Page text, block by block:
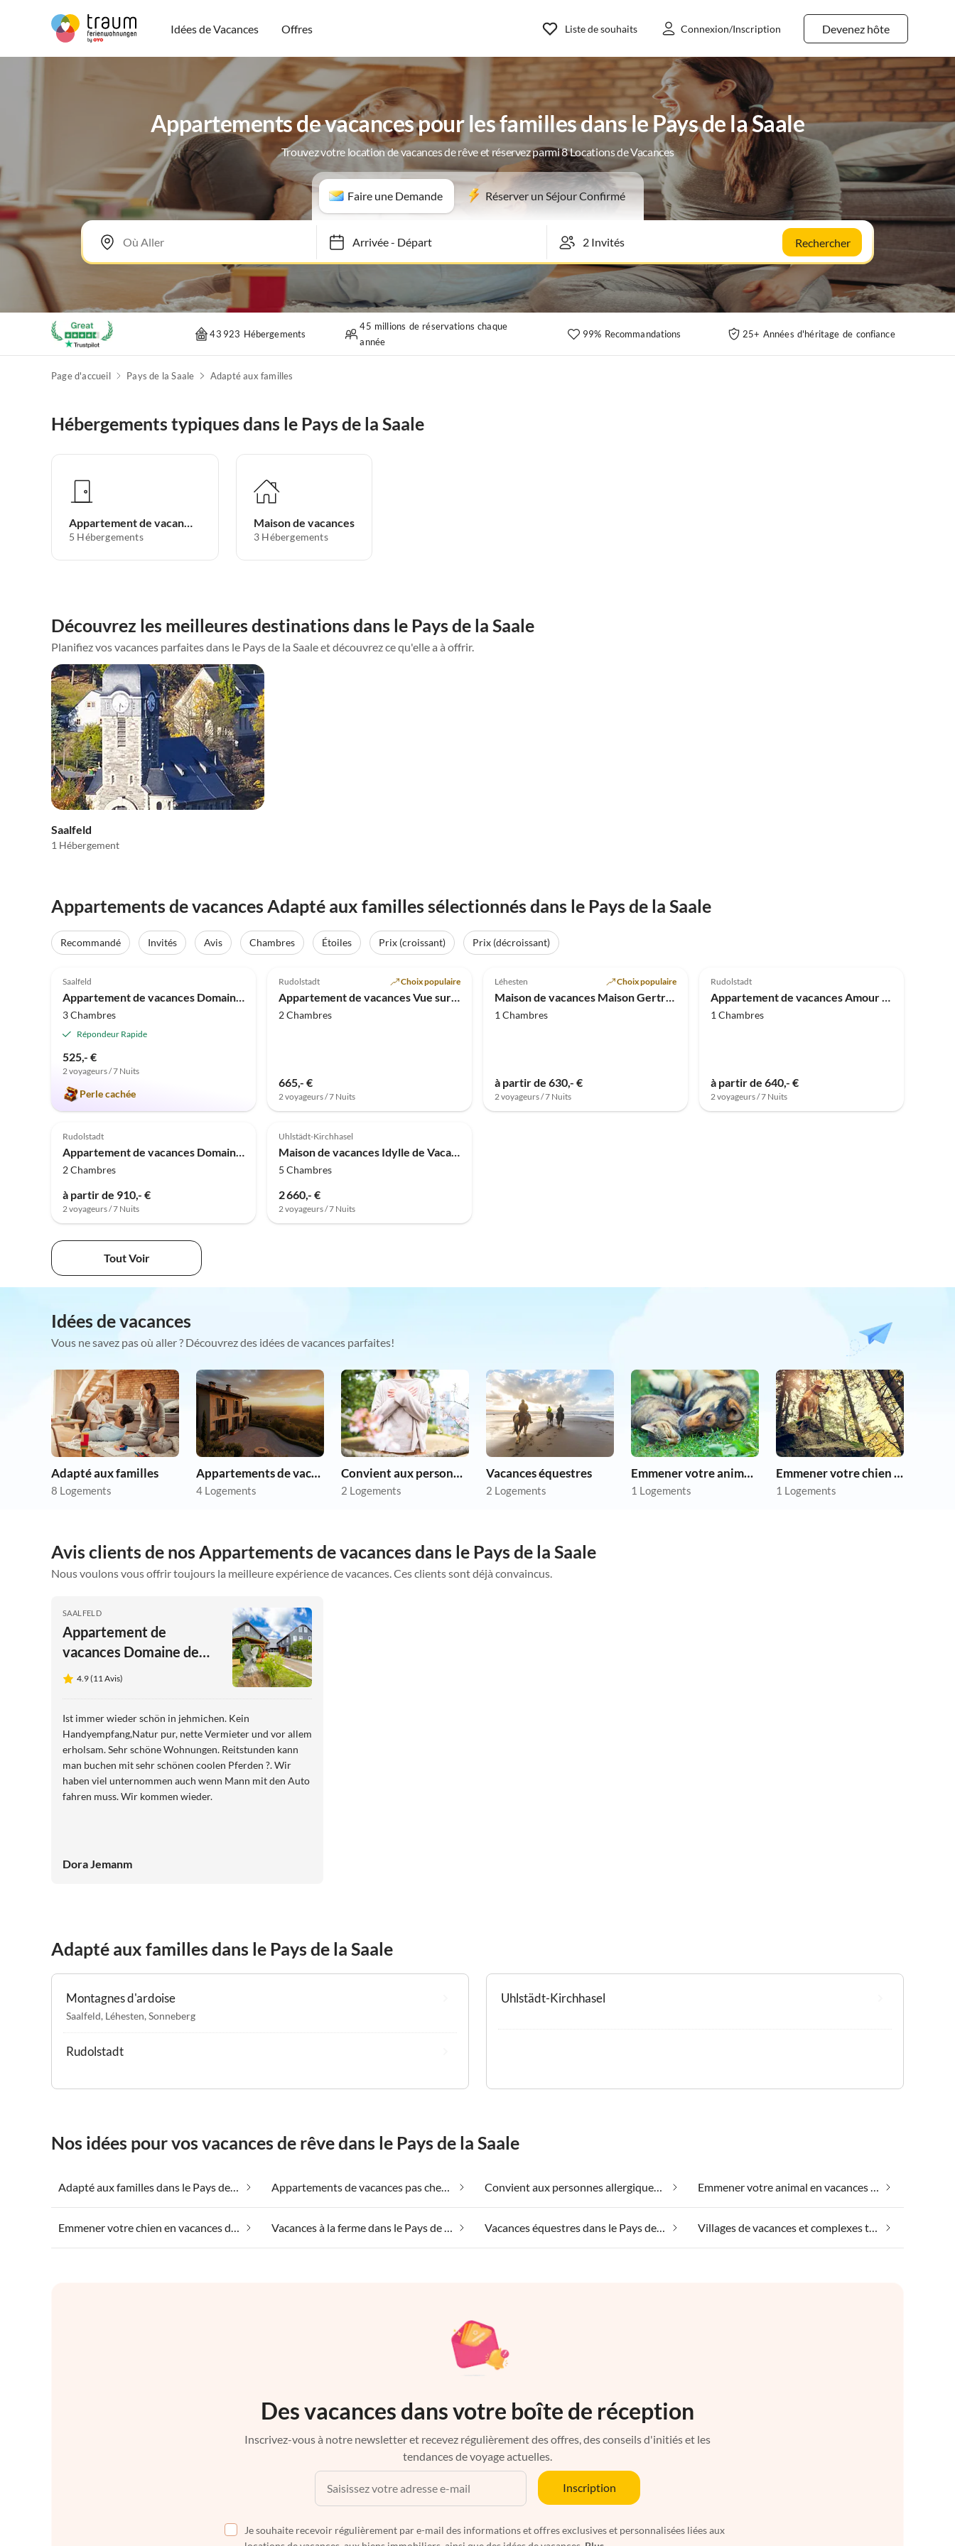
Idées de Vacances Offres Devenez hôte
Liste de souhaits Connexion/Inscription
Appartements de vacances pour les familles dans le Pays de la Saale
Trouvez votre location de vacances de rêve et réservez parmi 8 Locations de Vacances
Faire une Demande Réserver un Séjour Confirmé
Arrivée-Départ Rechercher
43 923 Hébergements
45 millions de réservations chaque
année
99% Recommandations 25+ Années d'héritage de confiance
Page d'accueil Pays de la Saale Adapté aux familles
Hébergements typiques dans le Pays de la Saale
Appartement de vacances
5 Hébergements
Maison de vacances
3 Hébergements
Découvrez les meilleures destinations dans le Pays de la Saale
Planifiez vos vacances parfaites dans le Pays de la Saale et découvrez ce qu'elle a à offrir.
Saalfeld
1 Hébergement
Appartements de vacances Adapté aux familles sélectionnés dans le Pays de la Saale
Recommandé Invités Avis Chambres Étoiles Prix (croissant)
Prix (décroissant)
Saalfeld
Appartement de vacances Domaine de vacances Jehmichen
3 Chambres
Répondeur Rapide
525,- €
2 voyageurs / 7 Nuits
Perle cachée
Rudolstadt Choix populaire
Appartement de vacances Vue sur la Saale
2 Chambres
665,- €
2 voyageurs / 7 Nuits
Léhesten Choix populaire
Maison de vacances Maison Gertrud
1 Chambres
à partir de 630,- €
2 voyageurs / 7 Nuits
Rudolstadt
Appartement de vacances Amour de la Campagne
1 Chambres
à partir de 640,- €
2 voyageurs / 7 Nuits
Rudolstadt
Appartement de vacances Domaine Groschwitz
2 Chambres
à partir de 910,- €
2 voyageurs / 7 Nuits
Uhlstädt-Kirchhasel
Maison de vacances Idylle de Vacances Edelhof
5 Chambres
2 660,- €
2 voyageurs / 7 Nuits
Tout Voir
Idées de vacances
Vous ne savez pas où aller ? Découvrez des idées de vacances parfaites!
Adapté aux familles
8 Logements
Appartements de vacances pas chers
4 Logements
Convient aux personnes allergiques
2 Logements
Vacances équestres
2 Logements
Emmener votre animal en vacances
1 Logements
Emmener votre chien en vacances
1 Logements
Avis clients de nos Appartements de vacances dans le Pays de la Saale
Nous voulons vous offrir toujours la meilleure expérience de vacances. Ces clients sont déjà convaincus.
SAALFELD
Appartement de
vacances Domaine de
vacances Jehmichen
4.9 (11 Avis)
Ist immer wieder schön in jehmichen. Kein
Handyempfang,Natur pur, nette Vermieter und vor allem
erholsam. Sehr schöne Wohnungen. Reitstunden kann
man buchen mit sehr schönen coolen Pferden ?. Wir
haben viel unternommen auch wenn Mann mit den Auto
fahren muss. Wir kommen wieder.
Dora Jemanm
Adapté aux familles dans le Pays de la Saale
Montagnes d'ardoise
Saalfeld, Léhesten, Sonneberg
Rudolstadt
Uhlstädt-Kirchhasel
Nos idées pour vos vacances de rêve dans le Pays de la Saale
Adapté aux familles dans le Pays de la Saale Appartements de vacances pas chers dans le Pays de la Saale Convient aux personnes allergiques dans le Pays de la Saale Emmener votre animal en vacances dans le Pays de la Saale
Emmener votre chien en vacances dans le Pays de la Saale Vacances à la ferme dans le Pays de la Saale Vacances équestres dans le Pays de la Saale Villages de vacances et complexes touristiques dans le Pays de la Saale
Des vacances dans votre boîte de réception
Inscrivez-vous à notre newsletter et recevez régulièrement des offres, des conseils d'initiés et les
tendances de voyage actuelles.
Inscription
Je souhaite recevoir régulièrement par e-mail des informations et offres exclusives et personnalisées liées aux